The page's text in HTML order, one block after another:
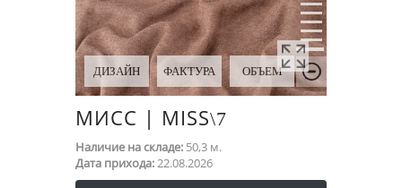
ДИЗАЙН ФАКТУРА ОБЪЕМ
МИСС | MISS\​7
Наличие на складе: 50,3 м.
Дата прихода:22.08.2026